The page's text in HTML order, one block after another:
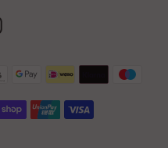
R
UInstagram